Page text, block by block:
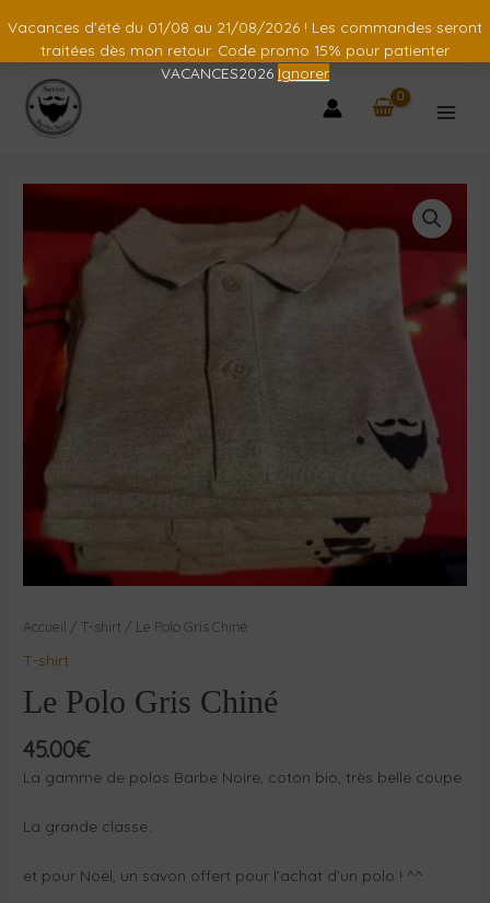
Vacances d'été du 01/08 au 21/08/2026 ! Les commandes seront
traitées dès mon retour. Code promo 15% pour patienter
VACANCES2026 Ignorer
Accueil / T-shirt / Le Polo Gris Chiné
T-shirt
Le Polo Gris Chiné
45.00€
La gamme de polos Barbe Noire, coton bio, très belle coupe
La grande classe..
et pour Noël, un savon offert pour l’achat d’un polo ! ^^